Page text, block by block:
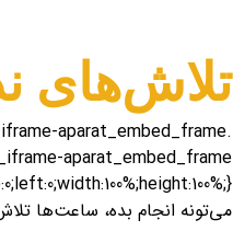
تلاش‌های
aparat_embed_frame
aparat_embed_frame
می‌تونه انجام بده، ساعت‌ها